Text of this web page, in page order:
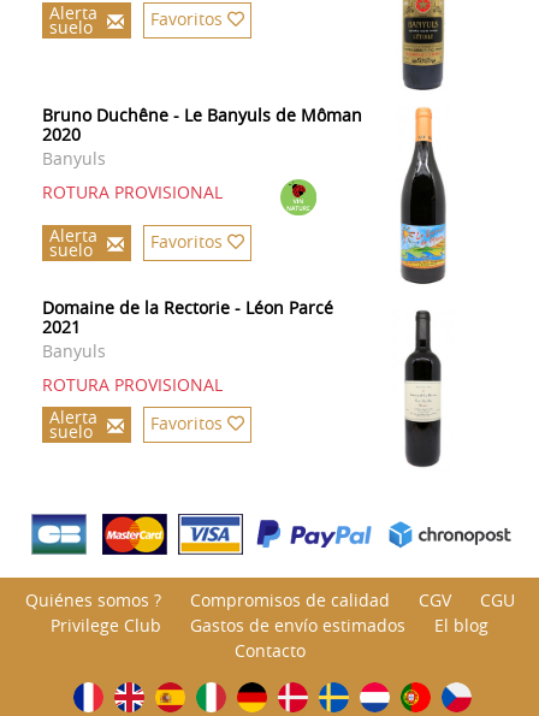
Alerta
suelo Favoritos
Bruno Duchêne - Le Banyuls de Môman
2020
Banyuls
ROTURA PROVISIONAL
Alerta
suelo Favoritos
Domaine de la Rectorie - Léon Parcé
2021
Banyuls
ROTURA PROVISIONAL
Alerta
suelo Favoritos
Quiénes somos ? Compromisos de calidad CGV
CGU
Privilege Club
Gastos de envío estimados
El blog
Contacto